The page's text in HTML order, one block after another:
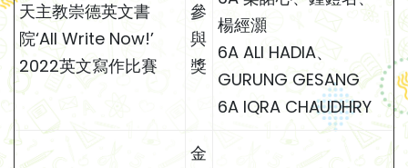
天主教崇德英文書
院‘All Write Now!’
2022英文寫作比賽
參
與
獎
楊經灝
6A ALI HADIA、
GURUNG GESANG
6A IQRA CHAUDHRY
金